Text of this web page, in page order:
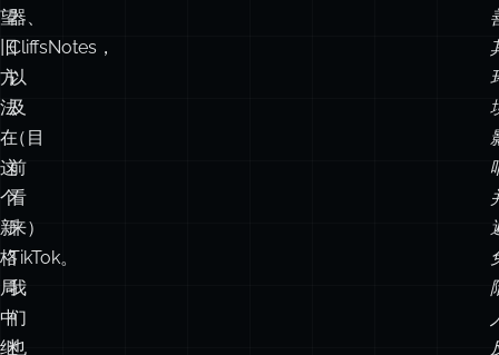
望
旧
方
法
在
这
个
新
格
局
中
继
器、
CliffsNotes，
以
及
（目
前
看
来）
TikTok。
我
们
也